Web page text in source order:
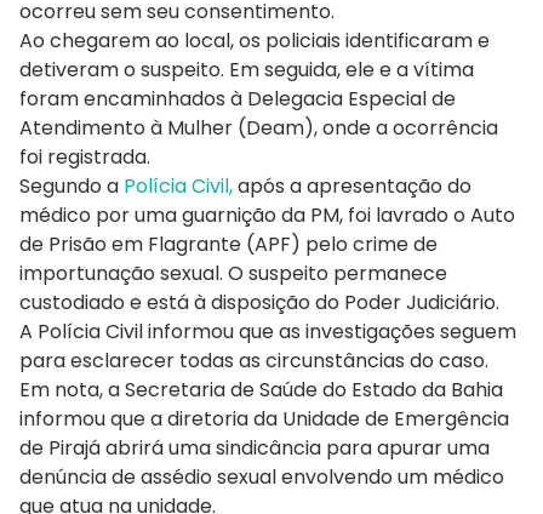
ocorreu sem seu consentimento.
Ao chegarem ao local, os policiais identificaram e
detiveram o suspeito. Em seguida, ele e a vítima
foram encaminhados à Delegacia Especial de
Atendimento à Mulher (Deam), onde a ocorrência
foi registrada.
Segundo a Polícia Civil,após a apresentação do
médico por uma guarnição da PM, foi lavrado o Auto
de Prisão em Flagrante (APF) pelo crime de
importunação sexual. O suspeito permanece
custodiado e está à disposição do Poder Judiciário.
A Polícia Civil informou que as investigações seguem
para esclarecer todas as circunstâncias do caso.
Em nota, a Secretaria de Saúde do Estado da Bahia
informou que a diretoria da Unidade de Emergência
de Pirajá abrirá uma sindicância para apurar uma
denúncia de assédio sexual envolvendo um médico
que atua na unidade.